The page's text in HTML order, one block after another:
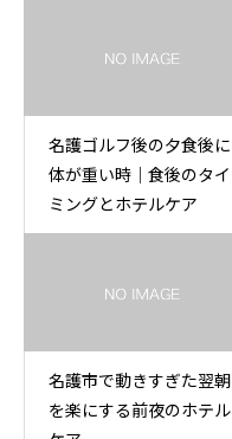
名護ゴルフ後の夕食後に
体が重い時｜食後のタイ
ミングとホテルケア
名護市で動きすぎた翌朝
を楽にする前夜のホテル